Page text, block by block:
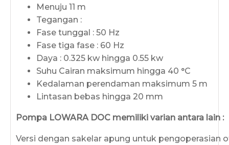
Menuju 11 m
Tegangan :
Fase tunggal : 50 Hz
Fase tiga fase : 60 Hz
Daya : 0.325 kw hingga 0.55 kw
Suhu Cairan maksimum hingga 40 °C
Kedalaman perendaman maksimum 5 m
Lintasan bebas hingga 20 mm
Pompa LOWARA DOC memiliki varian antara lain :
Versi dengan sakelar apung untuk pengoperasian